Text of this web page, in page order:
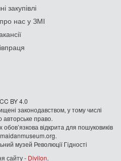
закупівлі
нас у ЗМІ
BY 4.0
законодавством, у тому числі
авторське право.
відкрита для пошуковиків
музей Революції Гідності
сайту - Divilon.